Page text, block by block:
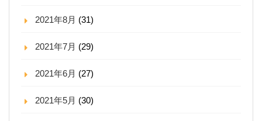
2021年8月 (31)
2021年7月 (29)
2021年6月 (27)
2021年5月 (30)